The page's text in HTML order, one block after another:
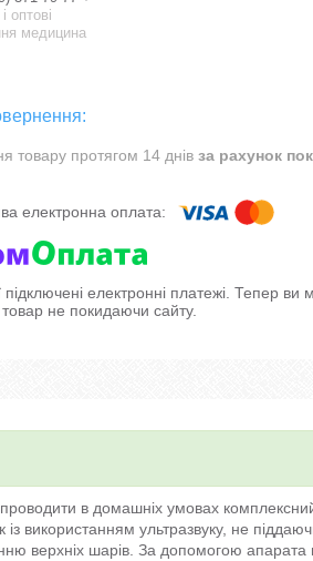
оптові
медицина
товару протягом 14 днів за рахунок
підключені електронні платежі. Тепер ви
не покидаючи сайту.
в домашніх умовах
використанням ультразвуку, не
верхніх шарів. За допомогою